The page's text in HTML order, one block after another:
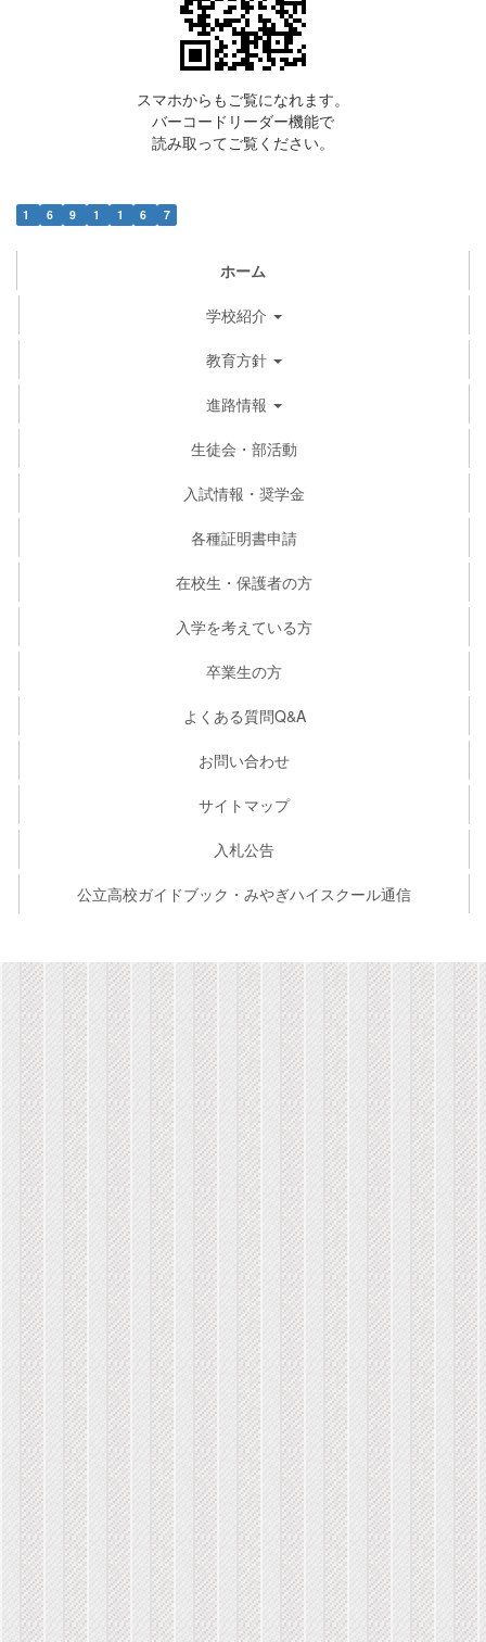
スマホからもご覧になれます。
バーコードリーダー機能で
読み取ってご覧ください。
1 6 9 1 1 6 7
ホーム
学校紹介
教育方針
進路情報
生徒会・部活動
入試情報・奨学金
各種証明書申請
在校生・保護者の方
入学を考えている方
卒業生の方
よくある質問Q&A
お問い合わせ
サイトマップ
入札公告
公立高校ガイドブック・みやぎハイスクール通信